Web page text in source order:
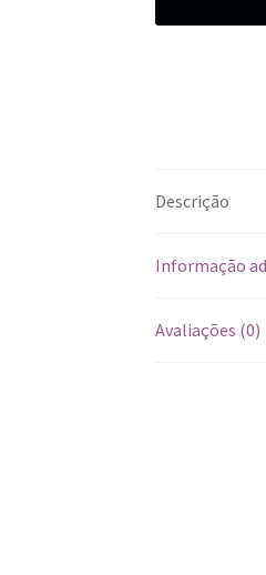
Descrição
Informação
Avaliações (0)